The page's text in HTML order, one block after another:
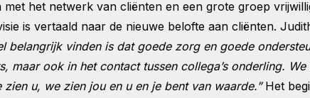
het netwerk van cliënten en een grote groep
is vertaald naar de nieuwe belofte aan cliënten.
belangrijk vinden is dat goede zorg en goede
ook in het contact tussen collega’s onderling. We
u, we zien jou en u en je bent van waarde.”Het